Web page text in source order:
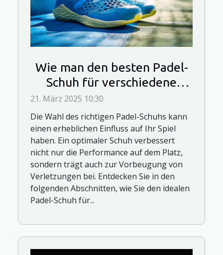
Wie man den besten Padel-
Schuh für verschiedene
Spielstile auswählt
21. März 2025 10:30
Die Wahl des richtigen Padel-Schuhs kann
einen erheblichen Einfluss auf Ihr Spiel
haben. Ein optimaler Schuh verbessert
nicht nur die Performance auf dem Platz,
sondern trägt auch zur Vorbeugung von
Verletzungen bei. Entdecken Sie in den
folgenden Abschnitten, wie Sie den idealen
Padel-Schuh für...